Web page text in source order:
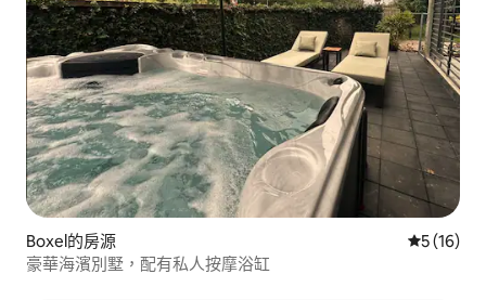
Boxel的房源 從 16 則
5 (16)
豪華海濱別墅，配有私人按摩浴缸